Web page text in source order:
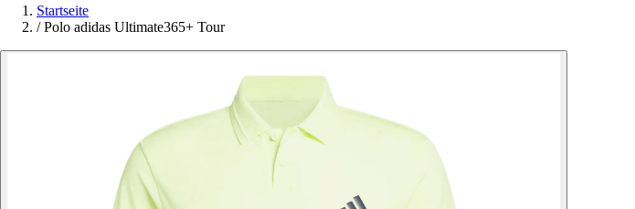
Startseite
/ Polo adidas Ultimate365+ Tour